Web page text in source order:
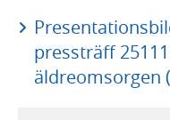
pressträff
äldreomsorgen